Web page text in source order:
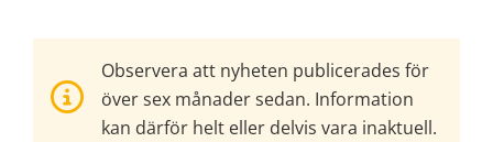
Observera att nyheten publicerades för
över sex månader sedan. Information
kan därför helt eller delvis vara inaktuell.